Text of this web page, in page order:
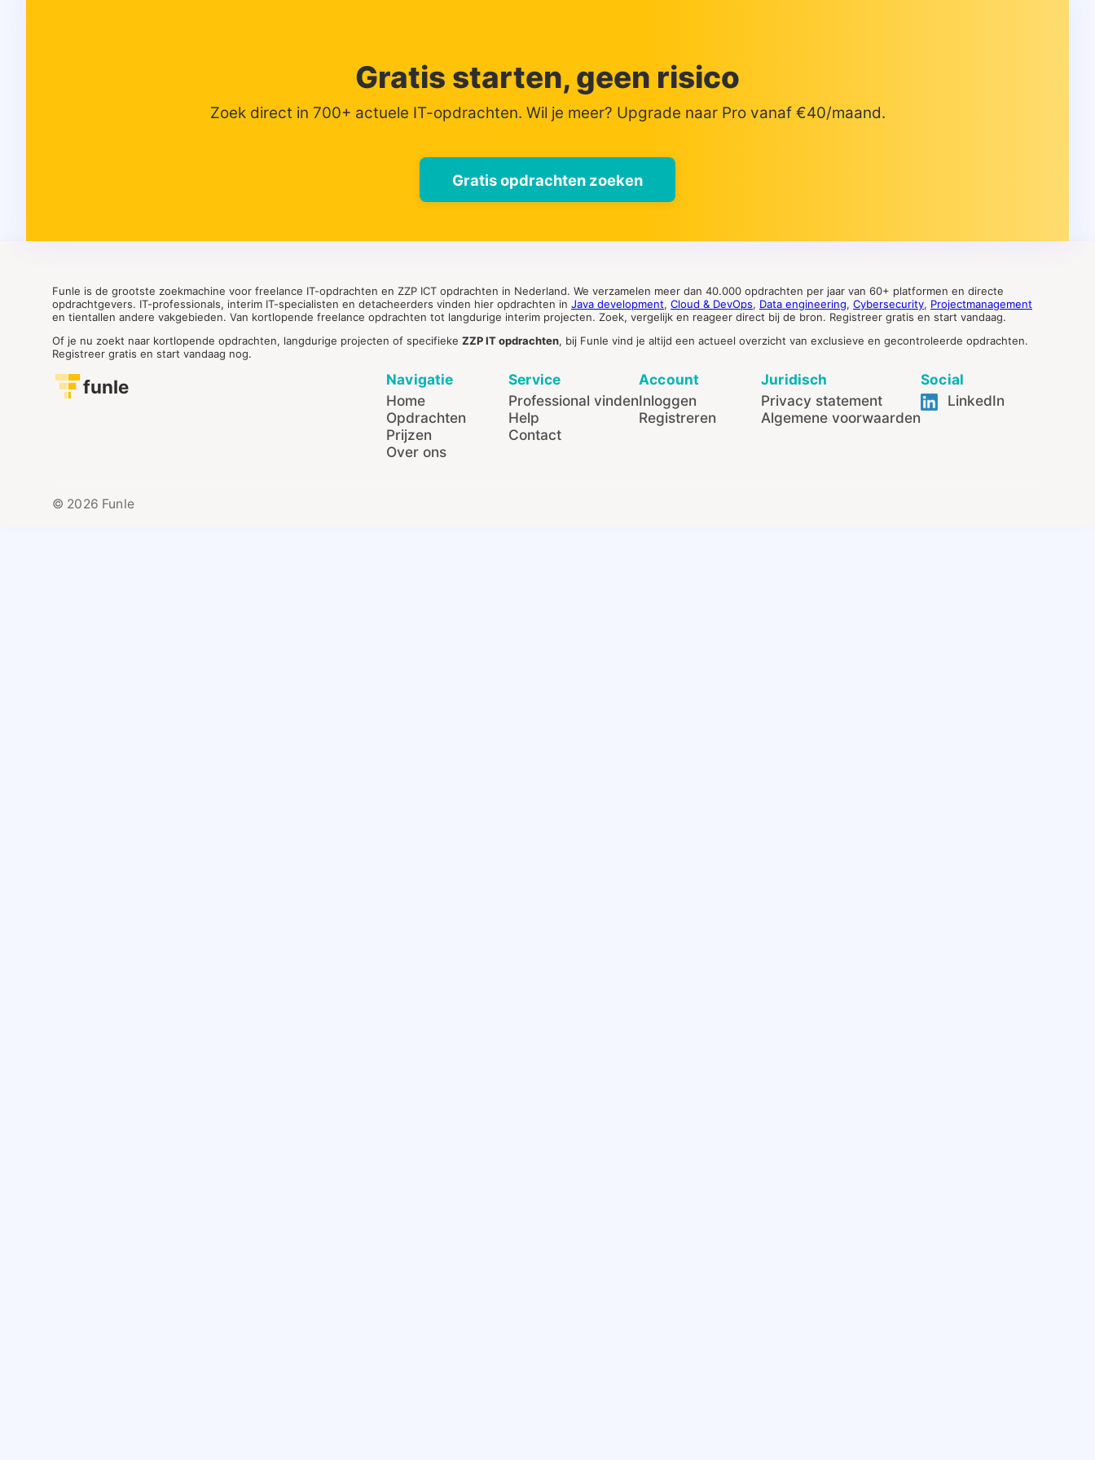
Gratis starten, geen risico
Zoek direct in 700+ actuele IT-opdrachten. Wil je meer? Upgrade naar Pro vanaf €40/maand.
Gratis opdrachten zoeken
Funle is de grootste zoekmachine voor freelance IT-opdrachten en ZZP ICT opdrachten in Nederland. We verzamelen meer dan 40.000 opdrachten per jaar van 60+ platformen en directe
opdrachtgevers. IT-professionals, interim IT-specialisten en detacheerders vinden hier opdrachten in Java development, Cloud & DevOps, Data engineering, Cybersecurity, Projectmanagement
en tientallen andere vakgebieden. Van kortlopende freelance opdrachten tot langdurige interim projecten. Zoek, vergelijk en reageer direct bij de bron. Registreer gratis en start vandaag.
Of je nu zoekt naar kortlopende opdrachten, langdurige projecten of specifieke ZZP IT opdrachten, bij Funle vind je altijd een actueel overzicht van exclusieve en gecontroleerde opdrachten.
Registreer gratis en start vandaag nog.
funle
Navigatie
Home
Opdrachten
Prijzen
Over ons
Service
Professional vinden
Help
Contact
Account
Inloggen
Registreren
Juridisch
Privacy statement
Algemene voorwaarden
Social
LinkedIn
© 2026 Funle